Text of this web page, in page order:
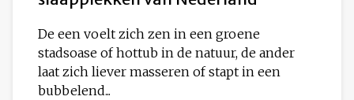
De een voelt zich zen in een groene
stadsoase of hottub in de natuur, de ander
laat zich liever masseren of stapt in een
bubbelend...